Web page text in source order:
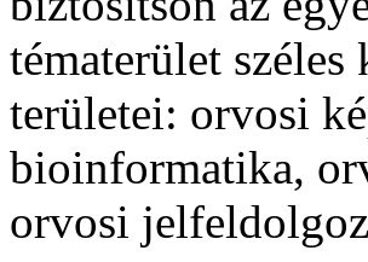
tématerület
területei: orvosi
bioinformatika,
orvosi